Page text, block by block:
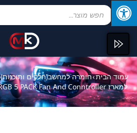
עמוד הבית›חומרה למחשב(חלקים ותוכנות)
למארז Antec Fusion 120mm ARGB 5 PACK Fan And Conntroller